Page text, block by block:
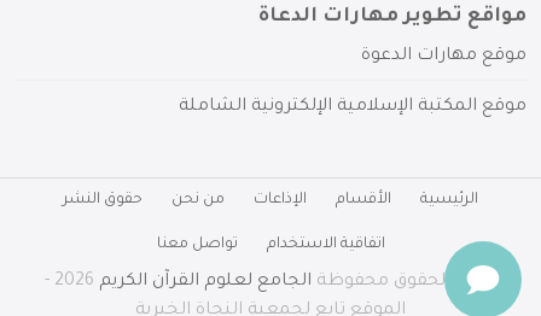
مواقع تطوير مهارات الدعاة
موقع مهارات الدعوة
موقع المكتبة الإسلامية الإلكترونية الشاملة
الرئيسية الأقسام الإذاعات من نحن حقوق النشر
اتفاقية الاستخدام تواصل معنا
جميع الحقوق محفوظة الجامع لعلوم القرآن الكريم
2026 -
الموقع تابع لجمعية النجاة الخيرية